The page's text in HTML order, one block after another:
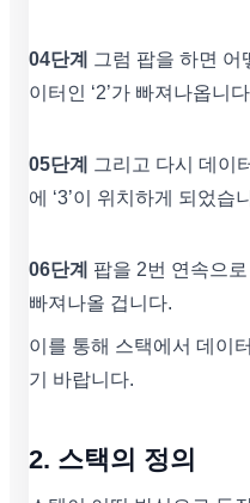
04단계
그럼 팝을 하면 어
이터인 ‘2’가 빠져나옵니
05단계
그리고 다시 데이
에 ‘3’이 위치하게 되었습
06단계
팝을 2번 연속으로
빠져나올 겁니다.
이를 통해 스택에서 데이
기 바랍니다.
2. 스택의 정의